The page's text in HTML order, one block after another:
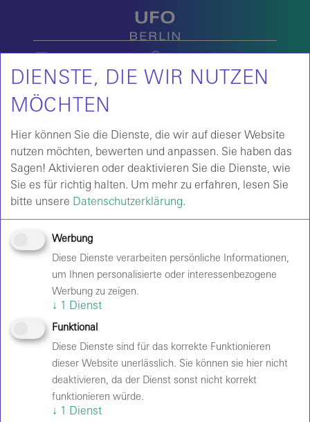
Velomax Berlin Hallenbetriebs GmbH
Max-Schmeling-Halle
Falkplatz 1
10437 Berlin
DIENSTE, DIE WIR NUTZEN
MÖCHTEN
Hier können Sie die Dienste, die wir auf dieser Website
nutzen möchten, bewerten und anpassen. Sie haben das
Sagen! Aktivieren oder deaktivieren Sie die Dienste, wie
Sie es für richtig halten. Um mehr zu erfahren, lesen Sie
bitte unsere Datenschutzerklärung.
Werbung
Diese Dienste verarbeiten persönliche Informationen,
um Ihnen personalisierte oder interessenbezogene
Werbung zu zeigen.
↓ 1 Dienst
Funktional
Diese Dienste sind für das korrekte Funktionieren
dieser Website unerlässlich. Sie können sie hier nicht
deaktivieren, da der Dienst sonst nicht korrekt
funktionieren würde.
↓ 1 Dienst